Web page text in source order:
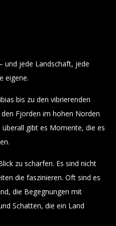
und jede Landschaft, jede
eigene.
bis zu den vibrierenden
Fjorden im hohen Norden
gibt es Momente, die es
zu schärfen. Es sind nicht
die faszinieren. Oft sind es
die Begegnungen mit
Schatten, die ein Land